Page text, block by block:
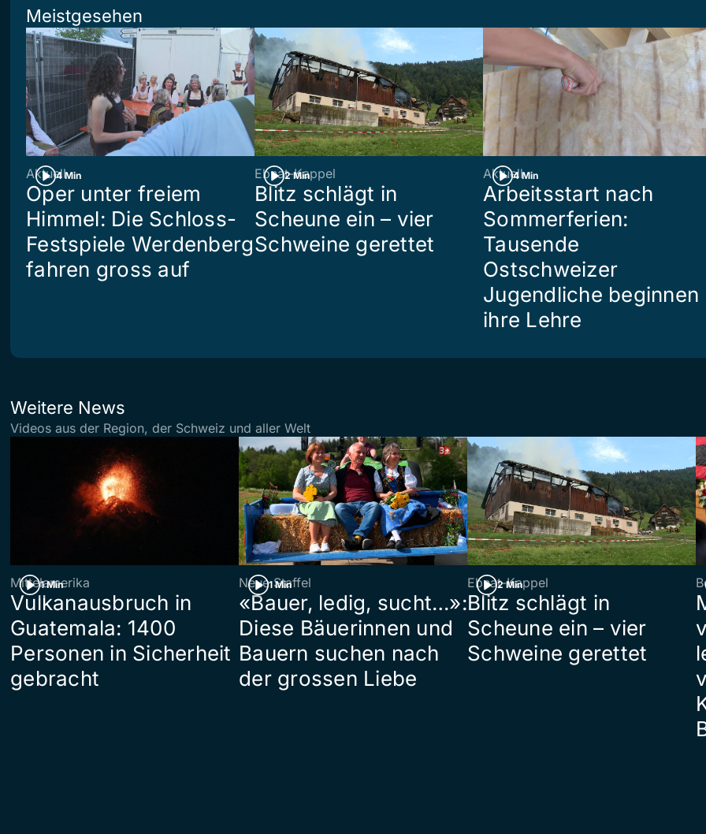
Meistgesehen
4 Min
Aktuell
Oper unter freiem
Himmel: Die Schloss-
Festspiele Werdenberg
fahren gross auf
2 Min
Ebnat-Kappel
Blitz schlägt in
Scheune ein – vier
Schweine gerettet
4 Min
Aktuell
Arbeitsstart nach
Sommerferien:
Tausende
Ostschweizer
Jugendliche beginnen
ihre Lehre
Weitere News
Videos aus der Region, der Schweiz und aller Welt
1 Min
Mittelamerika
Vulkanausbruch in
Guatemala: 1400
Personen in Sicherheit
gebracht
1 Min
Neue Staffel
«Bauer, ledig, sucht…»:
Diese Bäuerinnen und
Bauern suchen nach
der grossen Liebe
2 Min
Ebnat-Kappel
Blitz schlägt in
Scheune ein – vier
Schweine gerettet